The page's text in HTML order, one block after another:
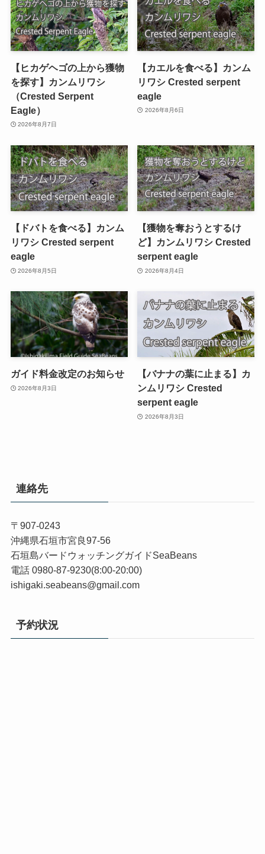
【ヒカゲヘゴの上から獲物
を探す】カンムリワシ
（Crested Serpent
Eagle）
2026年8月7日
【カエルを食べる】カンム
リワシ Crested serpent
eagle
2026年8月6日
【ドバトを食べる】カンム
リワシ Crested serpent
eagle
2026年8月5日
【獲物を奪おうとするけ
ど】カンムリワシ Crested
serpent eagle
2026年8月4日
ガイド料金改定のお知らせ
2026年8月3日
【バナナの葉に止まる】カ
ンムリワシ Crested
serpent eagle
2026年8月3日
連絡先
〒907-0243
沖縄県石垣市宮良97-56
石垣島バードウォッチングガイドSeaBeans
電話 0980-87-9230(8:00-20:00)
ishigaki.seabeans@gmail.com
予約状況